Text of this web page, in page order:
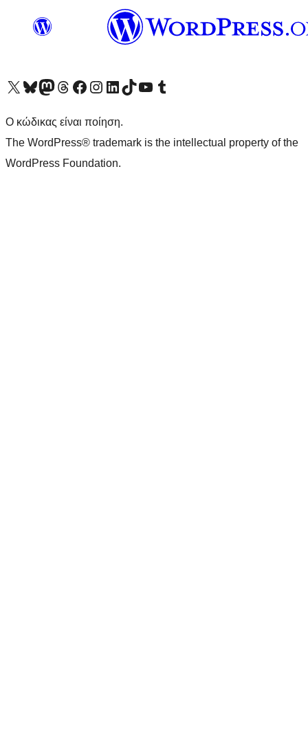
Visit our X (formerly Twitter) account
Visit our Bluesky account
Επισκεφθείτε τον λογαριασμό μας στο Mastodon
Visit our Threads account
Επισκεφτείτε τη σελίδα μας στο Facebook
Επισκεφθείτε τον λογαριασμό μας Instagram
Επισκεφθείτε τον λογαριασμό μας LinkedIn
Visit our TikTok account
Visit our YouTube channel
Visit our Tumblr account
Ο κώδικας είναι ποίηση.
The WordPress® trademark is the intellectual property of the
WordPress Foundation.